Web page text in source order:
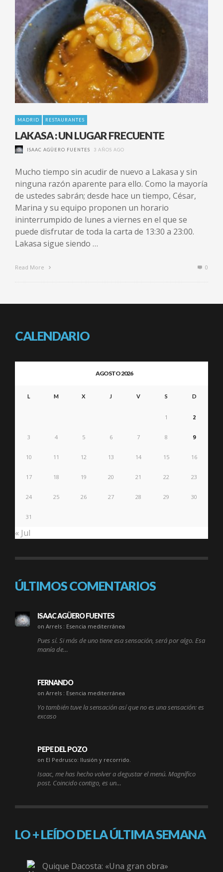
MADRID RESTAURANTES
LAKASA : UN LUGAR FRECUENTE
ISAAC AGÜERO FUENTES 3 AÑOS AGO
Mucho tiempo sin acudir de nuevo a Lakasa y sin
ninguna razón aparente para ello. Como la mayoría
de ustedes sabrán; desde hace un tiempo, César,
Marina y su equipo proponen un horario
ininterrumpido de lunes a viernes en el que se
puede disfrutar de toda la carta de 13:30 a 23:00.
Lakasa sigue siendo …
Read More 0
CALENDARIO
AGOSTO 2026
L M X J V S D
1 2
3 4 5 6 7 8 9
10 11 12 13 14 15 16
17 18 19 20 21 22 23
24 25 26 27 28 29 30
31
« Jul
ÚLTIMOS COMENTARIOS
ISAAC AGÜERO FUENTES
on Arrels : Esencia mediterránea
Pues sí. Si más de uno tiene esa sensación, será por algo. Esa
manía de…
FERNANDO
on Arrels : Esencia mediterránea
Yo también tuve la sensación así que no es una sensación: es
excaso
PEPE DEL POZO
on El Pedrusco: Ilusión y recorrido.
Isaac, me has hecho volver a degustar el menú. Magnífico
post. Coincido contigo, es un…
LO + LEÍDO DE LA ÚLTIMA SEMANA
Quique Dacosta: «Una gran obra»